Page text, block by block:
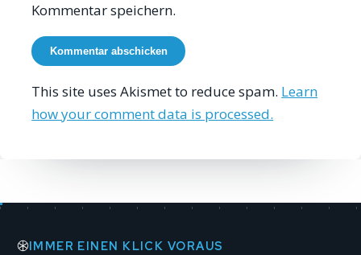
Kommentar speichern.
This site uses Akismet to reduce spam. Learn
how your comment data is processed.
IMMER EINEN KLICK VORAUS